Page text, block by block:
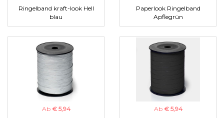
Ringelband kraft-look Hell
blau
Paperlook Ringelband
Apflegrün
Ab € 5,94
Ab € 5,94